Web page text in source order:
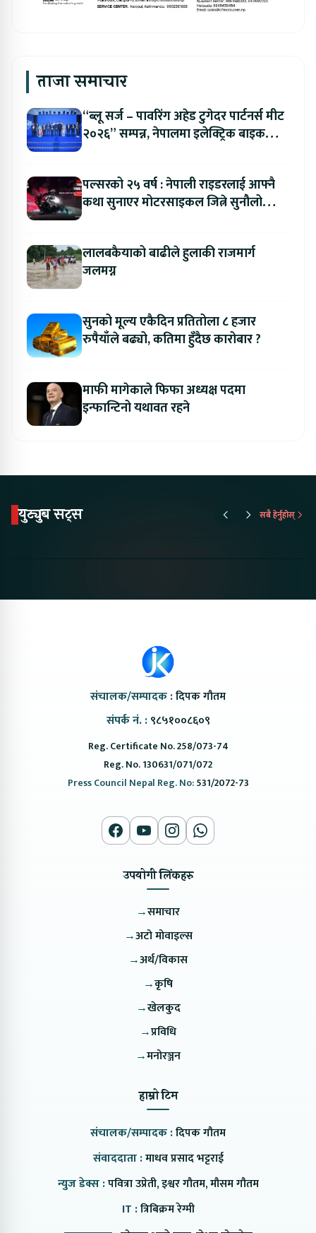
ताजा समाचार
“ब्लू सर्ज – पावरिंग अहेड टुगेदर पार्टनर्स मीट
२०२६” सम्पन्न, नेपालमा इलेक्ट्रिक बाइक
पल्सरको २५ वर्ष : नेपाली राइडरलाई आफ्नै
कथा सुनाएर मोटरसाइकल जित्ने सुनौलो
लालबकैयाको बाढीले हुलाकी राजमार्ग
जलमग्न
सुनको मूल्य एकैदिन प्रतितोला ८ हजार
रुपैयाँले बढ्यो, कतिमा हुँदैछ कारोबार ?
माफी मागेकाले फिफा अध्यक्ष पदमा
इन्फान्टिनो यथावत रहने
युट्युब सट्स सबै हेर्नुहोस्
संचालक/सम्पादक :दिपक गौतम
संपर्क नं. : ९८५१००८६०९
Reg. Certificate No. 258/073-74
Reg. No. 130631/071/072
Press Council Nepal Reg. No:531/2072-73
उपयोगी लिंकहरु
→समाचार
→अटो मोवाइल्स
→अर्थ/विकास
→कृषि
→खेलकुद
→प्रविधि
→मनोरञ्जन
हाम्रो टिम
संचालक/सम्पादक :दिपक गौतम
संवाददाता :माधव प्रसाद भट्टराई
न्युज डेक्स :पवित्रा उप्रेती, इश्वर गौतम, मौसम गौतम
IT :त्रिबिक्रम रेग्मी